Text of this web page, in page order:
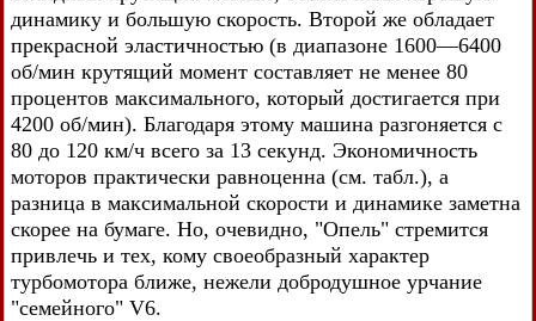
динамику и большую скорость. Второй же обладает
прекрасной эластичностью (в диапазоне 1600—6400
об/мин крутящий момент составляет не менее 80
процентов максимального, который достигается при
4200 об/мин). Благодаря этому машина разгоняется с
80 до 120 км/ч всего за 13 секунд. Экономичность
моторов практически равноценна (см. табл.), а
разница в максимальной скорости и динамике заметна
скорее на бумаге. Но, очевидно, "Опель" стремится
привлечь и тех, кому своеобразный характер
турбомотора ближе, нежели добродушное урчание
"семейного" V6.